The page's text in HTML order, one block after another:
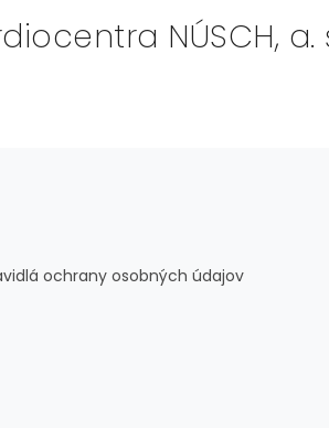
NÚSCH, a.
ochrany osobných údajov